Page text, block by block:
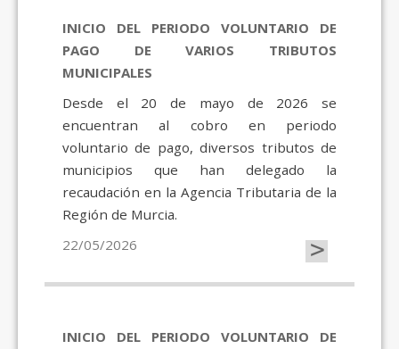
INICIO DEL PERIODO VOLUNTARIO DE
PAGO DE VARIOS TRIBUTOS
MUNICIPALES
Desde el 20 de mayo de 2026 se
encuentran al cobro en periodo
voluntario de pago, diversos tributos de
municipios que han delegado la
recaudación en la Agencia Tributaria de la
Región de Murcia.
22/05/2026
>
INICIO DEL PERIODO VOLUNTARIO DE